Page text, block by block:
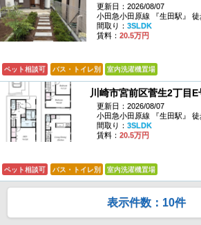
更新日：2026/08/07
小田急小田原線 『生田駅』 徒
間取り： 3SLDK
賃料： 20.5万円
ペット相談可 バス・トイレ別 室内洗濯機置場
川崎市宮前区菅生2丁目
更新日：2026/08/07
小田急小田原線 『生田駅』 徒
間取り： 3SLDK
賃料： 20.5万円
ペット相談可 バス・トイレ別 室内洗濯機置場
表示件数：10件